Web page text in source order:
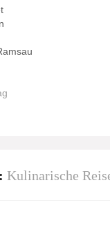
Kulinarische